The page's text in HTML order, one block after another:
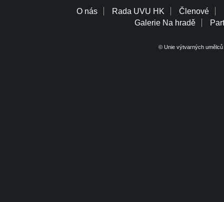
O nás Rada UVU HK Členové
Galerie Na hradě
© Unie výtvarných